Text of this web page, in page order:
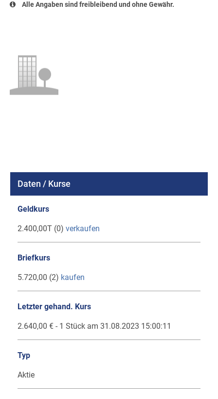
Alle Angaben sind freibleibend und ohne Gewähr.
Daten / Kurse
Geldkurs
2.400,00T (0) verkaufen
Briefkurs
5.720,00 (2) kaufen
Letzter gehand. Kurs
2.640,00 € - 1 Stück am 31.08.2023 15:00:11
Typ
Aktie